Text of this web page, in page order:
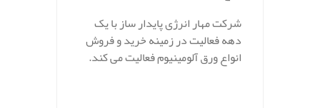
شرکت مهار انرژی پایدار ساز با یک
دهه فعالیت در زمینه خرید و فروش
انواع ورق آلومینیوم فعالیت می کند.